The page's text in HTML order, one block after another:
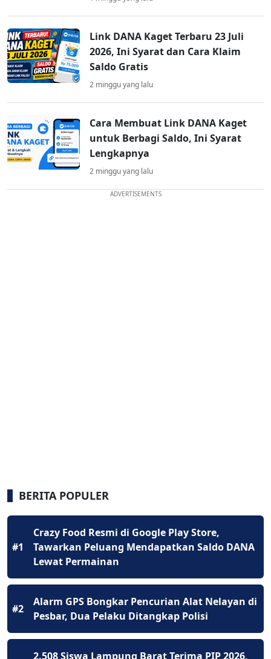
Link DANA Kaget Terbaru 23 Juli
2026, Ini Syarat dan Cara Klaim
Saldo Gratis
2 minggu yang lalu
Cara Membuat Link DANA Kaget
untuk Berbagi Saldo, Ini Syarat
Lengkapnya
2 minggu yang lalu
ADVERTISEMENTS
BERITA POPULER
#1
Crazy Food Resmi di Google Play Store,
Tawarkan Peluang Mendapatkan Saldo DANA
Lewat Permainan
#2
Alarm GPS Bongkar Pencurian Alat Nelayan di
Pesbar, Dua Pelaku Ditangkap Polisi
2.508 Siswa Lampung Barat Terima PIP 2026,